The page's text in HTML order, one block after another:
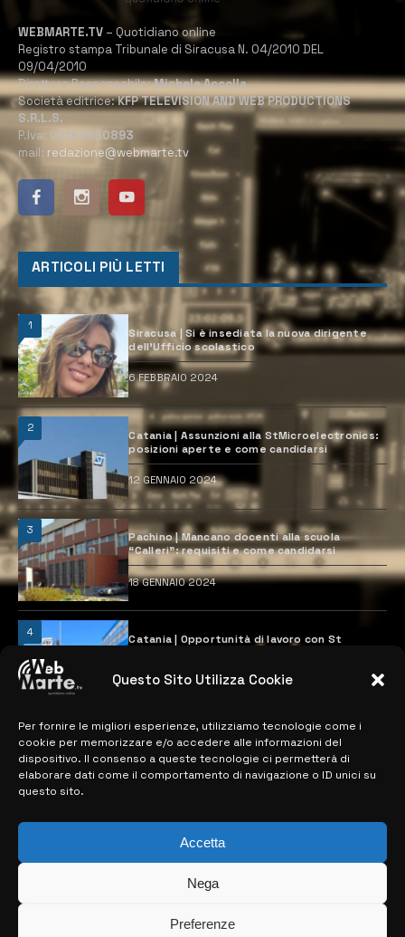
Questo Sito Utilizza Cookie
Per fornire le migliori esperienze, utilizziamo tecnologie come i
cookie per memorizzare e/o accedere alle informazioni del
dispositivo. Il consenso a queste tecnologie ci permetterà di
elaborare dati come il comportamento di navigazione o ID unici su
questo sito.
Accetta
Nega
Preferenze
WEBMARTE.TV – Quotidiano online
Registro stampa Tribunale di Siracusa N. 04/2010 DEL
09/04/2010
Direttore Responsabile:Michele Accolla
Società editrice:KFP TELEVISION AND WEB PRODUCTIONS
S.R.L.S.
P.Iva: 02184950893
mail: redazione@webmarte.tv
ARTICOLI PIÙ LETTI
1
Siracusa | Si è insediata la nuova dirigente
dell’Ufficio scolastico
6 FEBBRAIO 2024
2
Catania | Assunzioni alla StMicroelectronics:
posizioni aperte e come candidarsi
12 GENNAIO 2024
3
Pachino | Mancano docenti alla scuola
“Calleri”: requisiti e come candidarsi
18 GENNAIO 2024
4
Catania | Opportunità di lavoro con St
28 MARZO 2024
MAPPA DEL SITO
> NOTIZIE
> CONTATTI